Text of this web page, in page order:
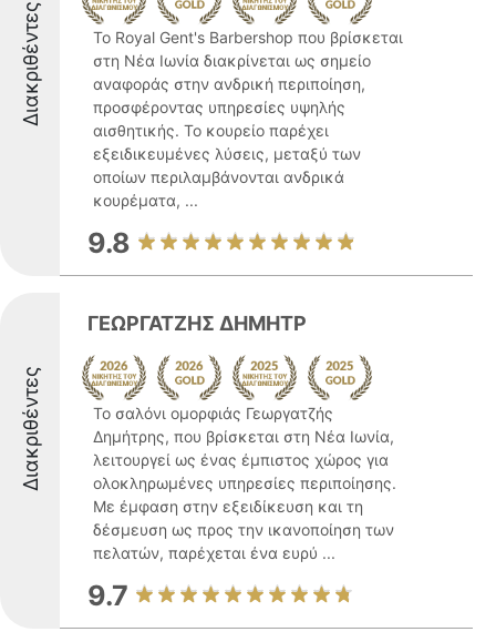
Διακριθέντες
Το Royal Gent's Barbershop που βρίσκεται
στη Νέα Ιωνία διακρίνεται ως σημείο
αναφοράς στην ανδρική περιποίηση,
προσφέροντας υπηρεσίες υψηλής
αισθητικής. Το κουρείο παρέχει
εξειδικευμένες λύσεις, μεταξύ των
οποίων περιλαμβάνονται ανδρικά
κουρέματα, ...
9.8
Διακριθέντες
ΓΕΩΡΓΑΤΖΗΣ ΔΗΜΗΤΡ
Το σαλόνι ομορφιάς Γεωργατζής
Δημήτρης, που βρίσκεται στη Νέα Ιωνία,
λειτουργεί ως ένας έμπιστος χώρος για
ολοκληρωμένες υπηρεσίες περιποίησης.
Με έμφαση στην εξειδίκευση και τη
δέσμευση ως προς την ικανοποίηση των
πελατών, παρέχεται ένα ευρύ ...
9.7